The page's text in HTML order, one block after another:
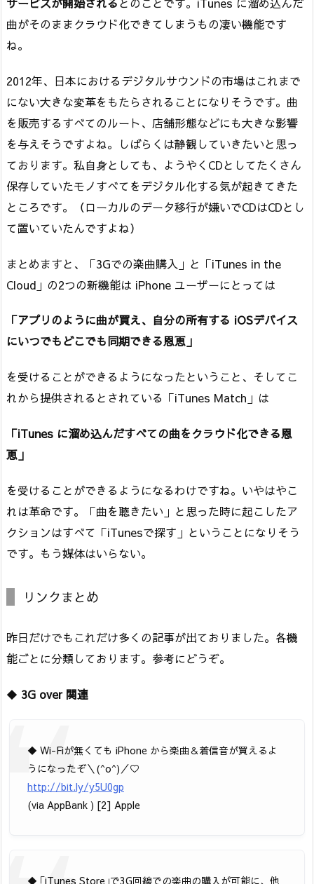
曲がそのままクラウド化できてしまうもの凄い機能です
ね。
2012年、日本におけるデジタルサウンドの市場はこれまで
にない大きな変革をもたらされることになりそうです。曲
を販売するすべてのルート、店舗形態などにも大きな影響
を与えそうですよね。しばらくは静観していきたいと思っ
ております。私自身としても、ようやくCDとしてたくさん
保存していたモノすべてをデジタル化する気が起きてきた
ところです。（ローカルのデータ移行が嫌いでCDはCDとし
て置いていたんですよね）
まとめますと、「3Gでの楽曲購入」と「iTunes in the
Cloud」の2つの新機能は iPhone ユーザーにとっては
「アプリのように曲が買え、自分の所有する iOSデバイス
にいつでもどこでも同期できる恩恵」
を受けることができるようになったということ、そしてこ
れから提供されるとされている「iTunes Match」は
「iTunes に溜め込んだすべての曲をクラウド化できる恩
恵」
を受けることができるようになるわけですね。いやはやこ
れは革命です。「曲を聴きたい」と思った時に起こしたア
クションはすべて「iTunesで探す」ということになりそう
です。もう媒体はいらない。
リンクまとめ
昨日だけでもこれだけ多くの記事が出ておりました。各機
能ごとに分類しております。参考にどうぞ。
◆ 3G over 関連
◆ Wi-Fiが無くても iPhone から楽曲＆着信音が買えるよ
うになったぞ＼(^o^)／♡
http://bit.ly/y5U0gp
(via AppBank ) [2] Apple
◆ ｢iTunes Store｣で3G回線での楽曲の購入が可能に、他